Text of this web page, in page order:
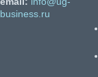
business.ru